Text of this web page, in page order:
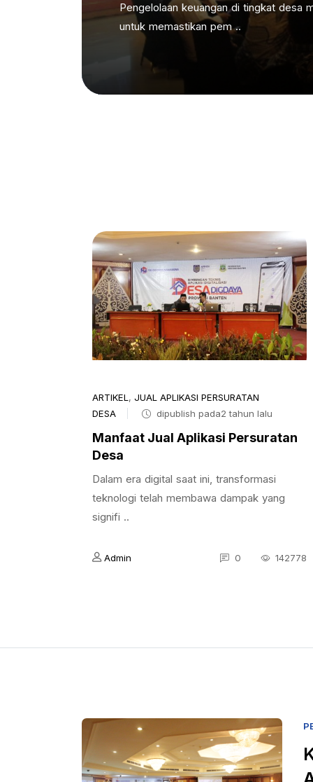
Pengelolaan keuangan di tingkat desa
untuk memastikan pem ..
ARTIKEL , JUAL APLIKASI PERSURATAN
DESA
dipublish pada2 tahun lalu
Manfaat Jual Aplikasi Persuratan
Desa
Dalam era digital saat ini, transformasi
teknologi telah membawa dampak yang
signifi ..
Admin 0 142778